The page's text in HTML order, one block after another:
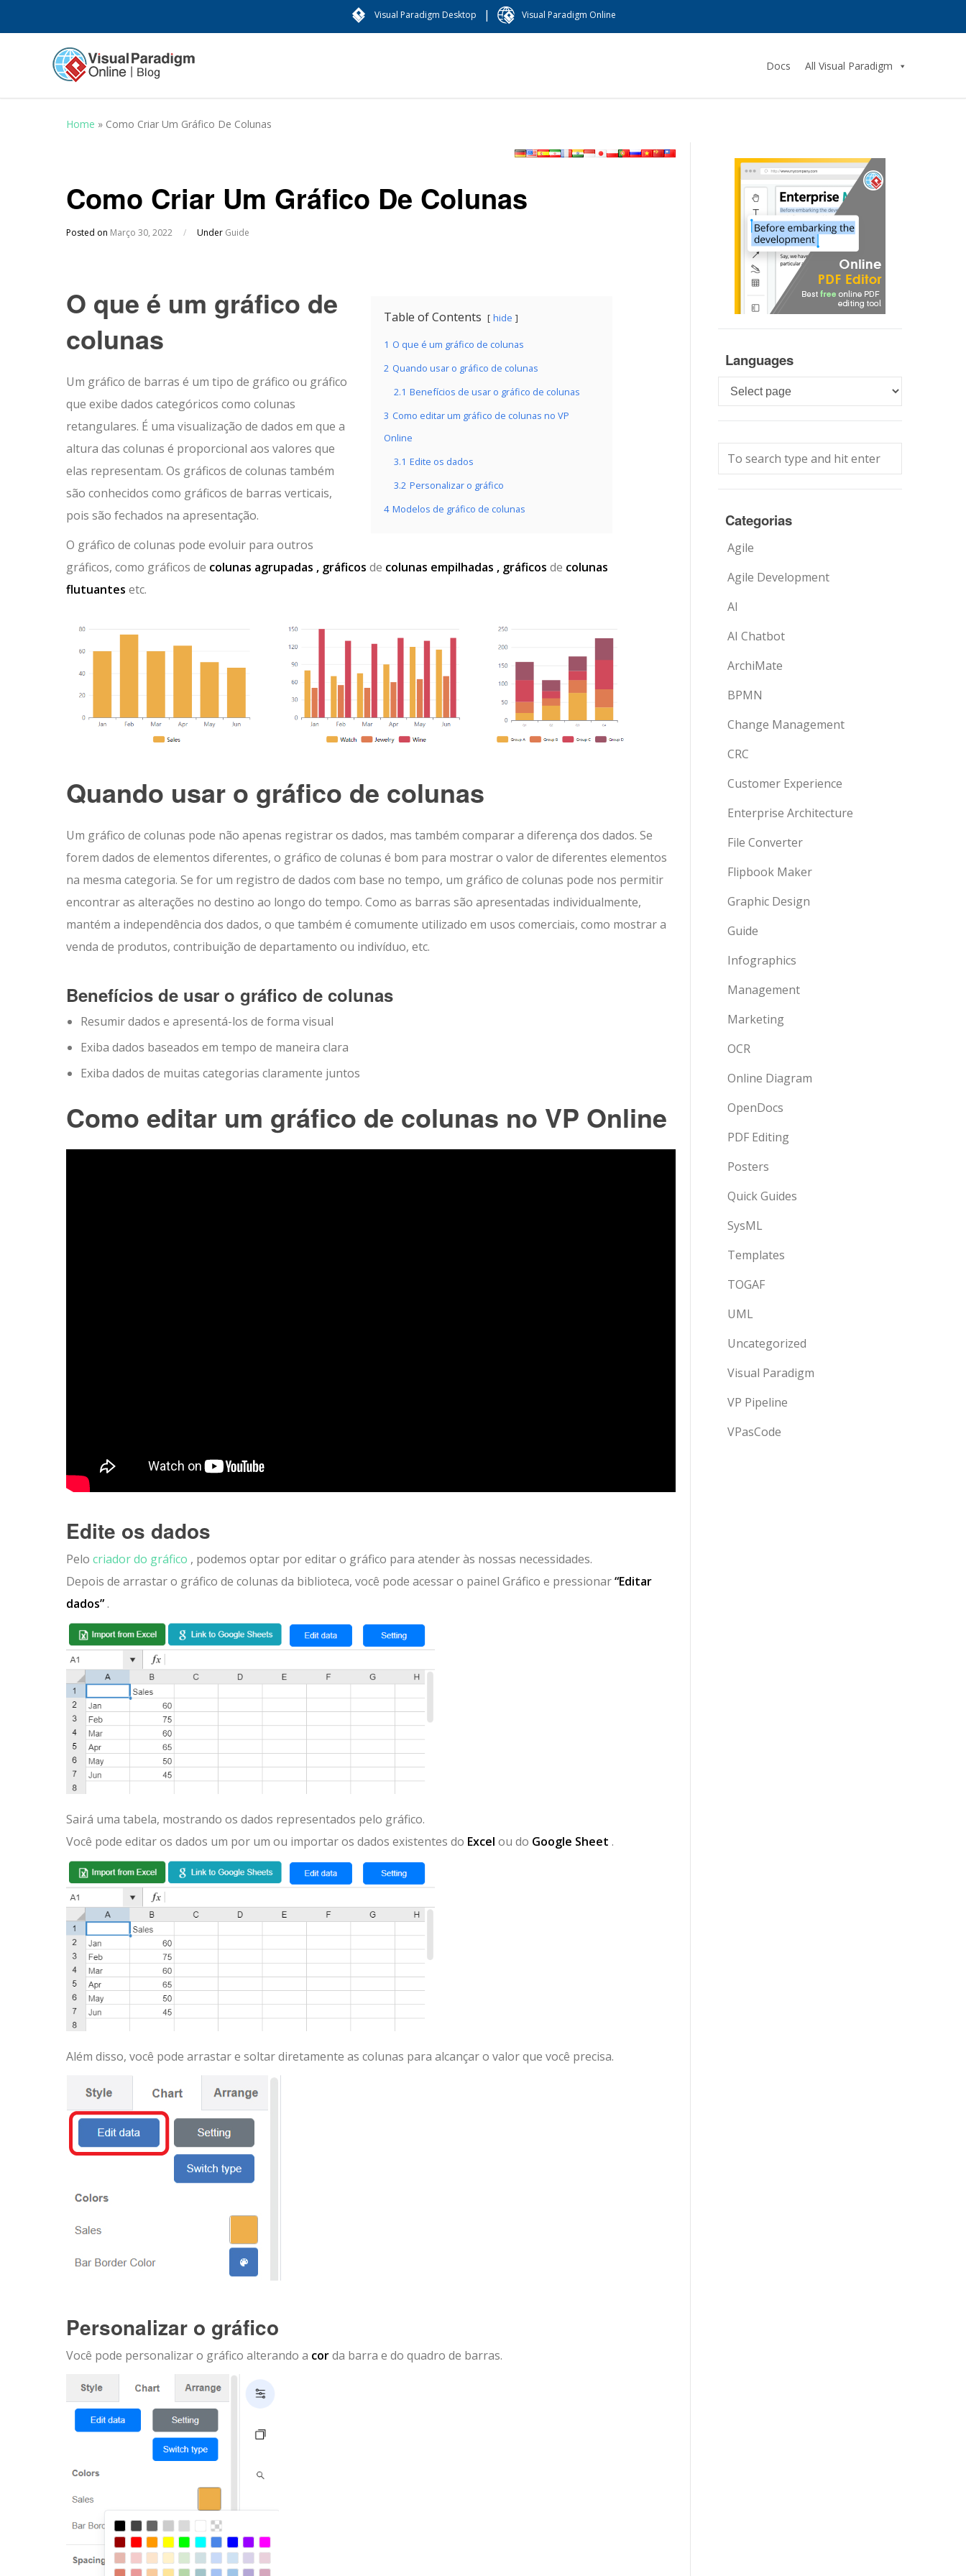
Visual Paradigm Desktop | Visual Paradigm Online
Docs All Visual Paradigm
Home » Como Criar Um Gráfico De Colunas
Como Criar Um Gráfico De Colunas
Posted on Março 30, 2022 / Under Guide
Table of Contents hide
1 O que é um gráfico de colunas
2 Quando usar o gráfico de colunas
2.1 Benefícios de usar o gráfico de colunas
3 Como editar um gráfico de colunas no VP
Online
3.1 Edite os dados
3.2 Personalizar o gráfico
4 Modelos de gráfico de colunas
O que é um gráfico de
colunas
Um gráfico de barras é um tipo de gráfico ou gráfico
que exibe dados categóricos como colunas
retangulares. É uma visualização de dados em que a
altura das colunas é proporcional aos valores que
elas representam. Os gráficos de colunas também
são conhecidos como gráficos de barras verticais,
pois são fechados na apresentação.
O gráfico de colunas pode evoluir para outros
gráficos, como gráficos de colunas agrupadas , gráficos de colunas empilhadas , gráficos de colunas
flutuantes etc.
Quando usar o gráfico de colunas
Um gráfico de colunas pode não apenas registrar os dados, mas também comparar a diferença dos dados. Se
forem dados de elementos diferentes, o gráfico de colunas é bom para mostrar o valor de diferentes elementos
na mesma categoria. Se for um registro de dados com base no tempo, um gráfico de colunas pode nos permitir
encontrar as alterações no destino ao longo do tempo. Como as barras são apresentadas individualmente,
mantém a independência dos dados, o que também é comumente utilizado em usos comerciais, como mostrar a
venda de produtos, contribuição de departamento ou indivíduo, etc.
Benefícios de usar o gráfico de colunas
Resumir dados e apresentá-los de forma visual
Exiba dados baseados em tempo de maneira clara
Exiba dados de muitas categorias claramente juntos
Como editar um gráfico de colunas no VP Online
Edite os dados
Pelo criador do gráfico , podemos optar por editar o gráfico para atender às nossas necessidades.
Depois de arrastar o gráfico de colunas da biblioteca, você pode acessar o painel Gráfico e pressionar“Editar
dados”.
Sairá uma tabela, mostrando os dados representados pelo gráfico.
Você pode editar os dados um por um ou importar os dados existentes do Excel ou do Google Sheet .
Além disso, você pode arrastar e soltar diretamente as colunas para alcançar o valor que você precisa.
Personalizar o gráfico
Você pode personalizar o gráfico alterando a corda barra e do quadro de barras.
Languages
Languages
Categorias
Agile
Agile Development
AI
AI Chatbot
ArchiMate
BPMN
Change Management
CRC
Customer Experience
Enterprise Architecture
File Converter
Flipbook Maker
Graphic Design
Guide
Infographics
Management
Marketing
OCR
Online Diagram
OpenDocs
PDF Editing
Posters
Quick Guides
SysML
Templates
TOGAF
UML
Uncategorized
Visual Paradigm
VP Pipeline
VPasCode